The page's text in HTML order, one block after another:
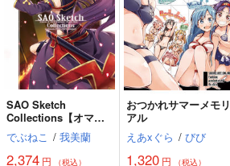
SAO Sketch
Collections【オマケ
付き】
でぶねこ / 我美蘭
2,374 円 （税込）
おつかれサマーメモリ
アル
えあxぐら / びび
1,320 円 （税込）